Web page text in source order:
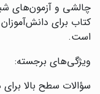
چالشی و آزمون‌های
کتاب برای
است.
ویژگی‌های برجسته:
سؤالات سطح بالا برای